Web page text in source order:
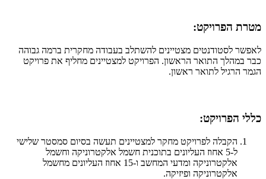
מטרת הפרויקט:
לאפשר לסטודנטים מצטיינים להשתלב בעבודה מחקרית ברמה גבוהה
כבר במהלך התואר הראשון. הפרויקט למצטיינים מחליף את פרויקט
הגמר הרגיל לתואר ראשון.
כללי הפרויקט:
הקבלה לפרויקט מחקר למצטיינים תעשה בסיום סמסטר שלישי
ל-5 אחוז העליונים בתוכנית חשמל אלקטרוניקה וחשמל
אלקטרוניקה ומדעי המחשב ו-15 אחוז העליונים מחשמל
אלקטרוניקה ופיזיקה.